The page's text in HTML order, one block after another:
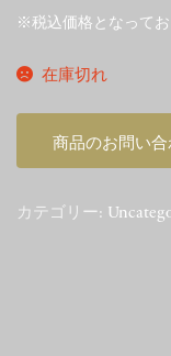
※税込価格となってお
在庫切れ
商品のお問い合
カテゴリー: